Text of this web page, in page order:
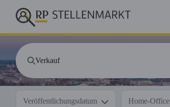
Veröffentlichungsdatum Home-Office